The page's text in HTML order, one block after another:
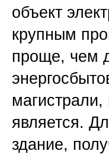
объект
крупным
проще, чем
магистрали,
является.
здание,